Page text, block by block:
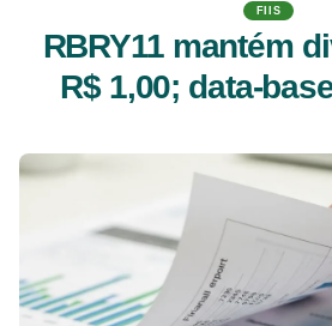
FIIS
RBRY11 mantém
R$ 1,00; data-